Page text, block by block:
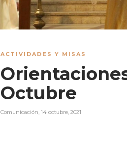
ACTIVIDADES Y MISAS
Octubre
Comunicación, 14 octubre, 2021